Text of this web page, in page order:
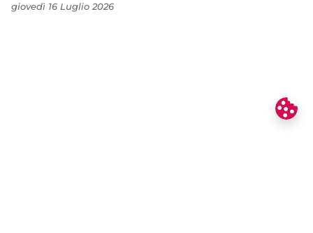
giovedì 16 Luglio 2026